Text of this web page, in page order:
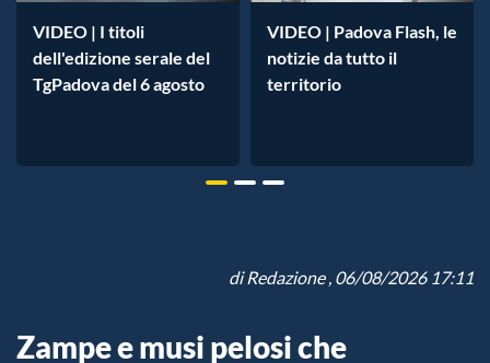
VIDEO | I titoli
dell'edizione serale del
TgPadova del 6 agosto
VIDEO | Padova Flash, le
notizie da tutto il
territorio
diRedazione, 06/08/2026 17:11
Zampe e musi pelosi che